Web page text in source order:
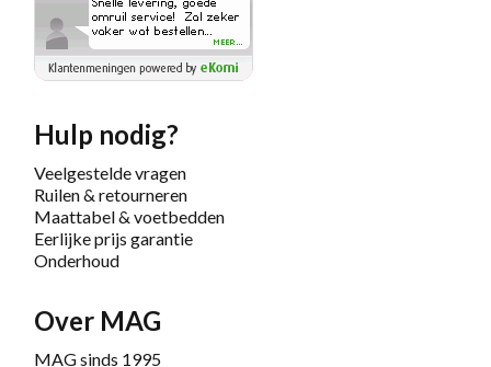
Hulp nodig?
Veelgestelde vragen
Ruilen & retourneren
Maattabel & voetbedden
Eerlijke prijs garantie
Onderhoud
Over MAG
MAG sinds 1995